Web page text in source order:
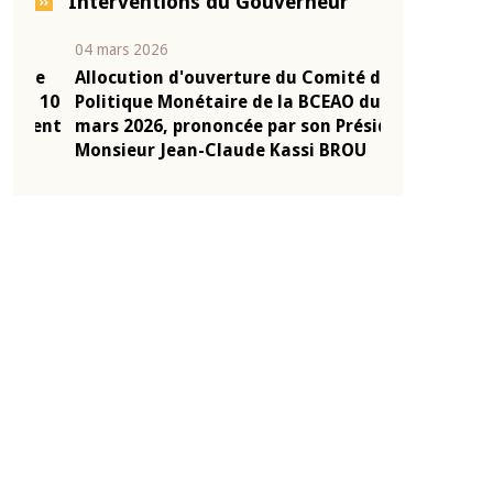
04 mars 2026
Allocution d'ouverture du Comité de
Politique Monétaire de la BCEAO du 4
mars 2026, prononcée par son Président
Monsieur Jean-Claude Kassi BROU